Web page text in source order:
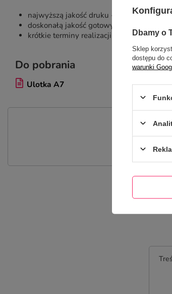
najwyższą jakość druku - druk offsetowy
doskonałą jakość gotowych ulotek
krótkie terminy realizacji druku
Do pobrania
Ulotka A7
Dbamy o
Sklep
dostępu do
warunki